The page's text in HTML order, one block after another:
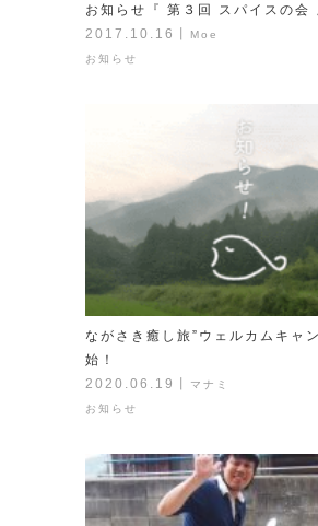
お知らせ『 第３回 スパイスの会
2017.10.16
Moe
お知らせ
ながさき癒し旅”ウェルカムキャ
始！
2020.06.19
マナミ
お知らせ